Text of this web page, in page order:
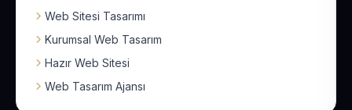
Web Sitesi Tasarımı
Kurumsal Web Tasarım
Hazır Web Sitesi
Web Tasarım Ajansı